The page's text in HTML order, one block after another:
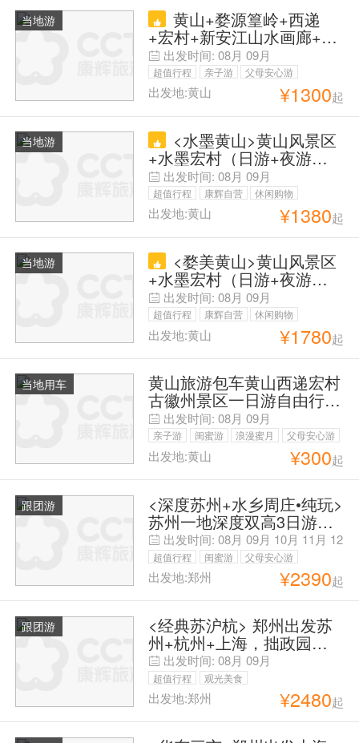
当地游 黄山+婺源篁岭+西递
+宏村+新安江山水画廊+徽
州古城五日游（散客拼团天
天发）
出发时间: 08月 09月
超值行程 亲子游
父母安心游
游学/研修
出发地:黄山 ¥1300起
当地游 <水墨黄山>黄山风景区
+水墨宏村（日游+夜游）
高端定制3 日游（12人团）
出发时间: 08月 09月
超值行程 康辉自营
休闲购物
观光美食
亲子游
出发地:黄山 ¥1380起
当地游 <婺美黄山>黄山风景区
+水墨宏村（日游+夜游）
+绿野仙踪西溪南+碧山文
艺村私家定制4日游（私家
团12人团）
出发时间: 08月 09月
超值行程 康辉自营
休闲购物
观光美食
亲子游
出发地:黄山 ¥1780起
当地用车 黄山旅游包车黄山西递宏村
古徽州景区一日游自由行包
车含司机服务
出发时间: 08月 09月
亲子游 闺蜜游 浪漫蜜月 父母安心游
出发地:黄山 ¥300起
跟团游 <深度苏州+水乡周庄•纯玩>
苏州一地深度双高3日游，
观•园林之首拙政园、看•吴
中虎丘、乘•山塘游船或苏
州游船 读•苏州博物馆、品•
寒山寺、逛•网红平江路+山
塘街、玩•水乡周庄 提灯走
桥 全程严选•四钻酒店•一晚
周庄外3日游
出发时间: 08月 09月 10月 11月 12
月01月
超值行程 闺蜜游 父母安心游
出发地:郑州 ¥2390起
跟团游 <经典苏沪杭> 郑州出发苏
州+杭州+上海，拙政园
（或狮子林+寒山寺素斋）
+寒山寺+乌镇西栅+灵隐飞
来峰（或西溪湿地） +西湖
+雷峰塔+外滩南京路 纯玩
双高四日游，住宿网评四钻
出发时间: 08月 09月
超值行程 观光美食
出发地:郑州 ¥2480起